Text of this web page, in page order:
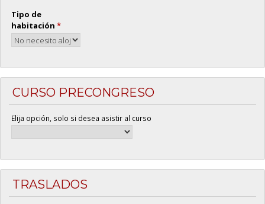
Tipo de
habitación*
CURSO PRECONGRESO
Elija opción, solo si desea asistir al curso
TRASLADOS